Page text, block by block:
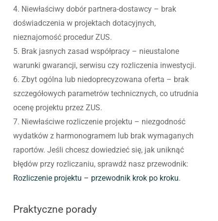
4. Niewłaściwy dobór partnera-dostawcy – brak
doświadczenia w projektach dotacyjnych,
nieznajomość procedur ZUS.
5. Brak jasnych zasad współpracy – nieustalone
warunki gwarancji, serwisu czy rozliczenia inwestycji.
6. Zbyt ogólna lub niedoprecyzowana oferta – brak
szczegółowych parametrów technicznych, co utrudnia
ocenę projektu przez ZUS.
7. Niewłaściwe rozliczenie projektu – niezgodność
wydatków z harmonogramem lub brak wymaganych
raportów. Jeśli chcesz dowiedzieć się, jak uniknąć
błędów przy rozliczaniu, sprawdź nasz przewodnik:
Rozliczenie projektu – przewodnik krok po kroku.
Praktyczne porady